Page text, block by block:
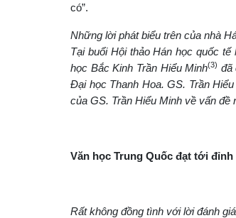
có”.
Những lời phát biểu trên của nhà
Tại buổi Hội thảo Hán học quốc
học Bắc Kinh Trần Hiểu Minh(3) đã
Đại học Thanh Hoa. GS. Trần
của GS. Trần Hiểu Minh về vấn đề
Văn học Trung Quốc đạt tới
Rất không đồng tình với lời đánh